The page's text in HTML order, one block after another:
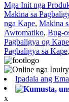
Mga Init nga
Makina sa
nga Kape, Makina
Awtomatiko, Bug-
Pagbaligya og
Pagbaligya sa Kape,
Ipadala ang
x